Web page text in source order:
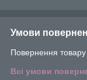
Умови
Повернення
Всі умови